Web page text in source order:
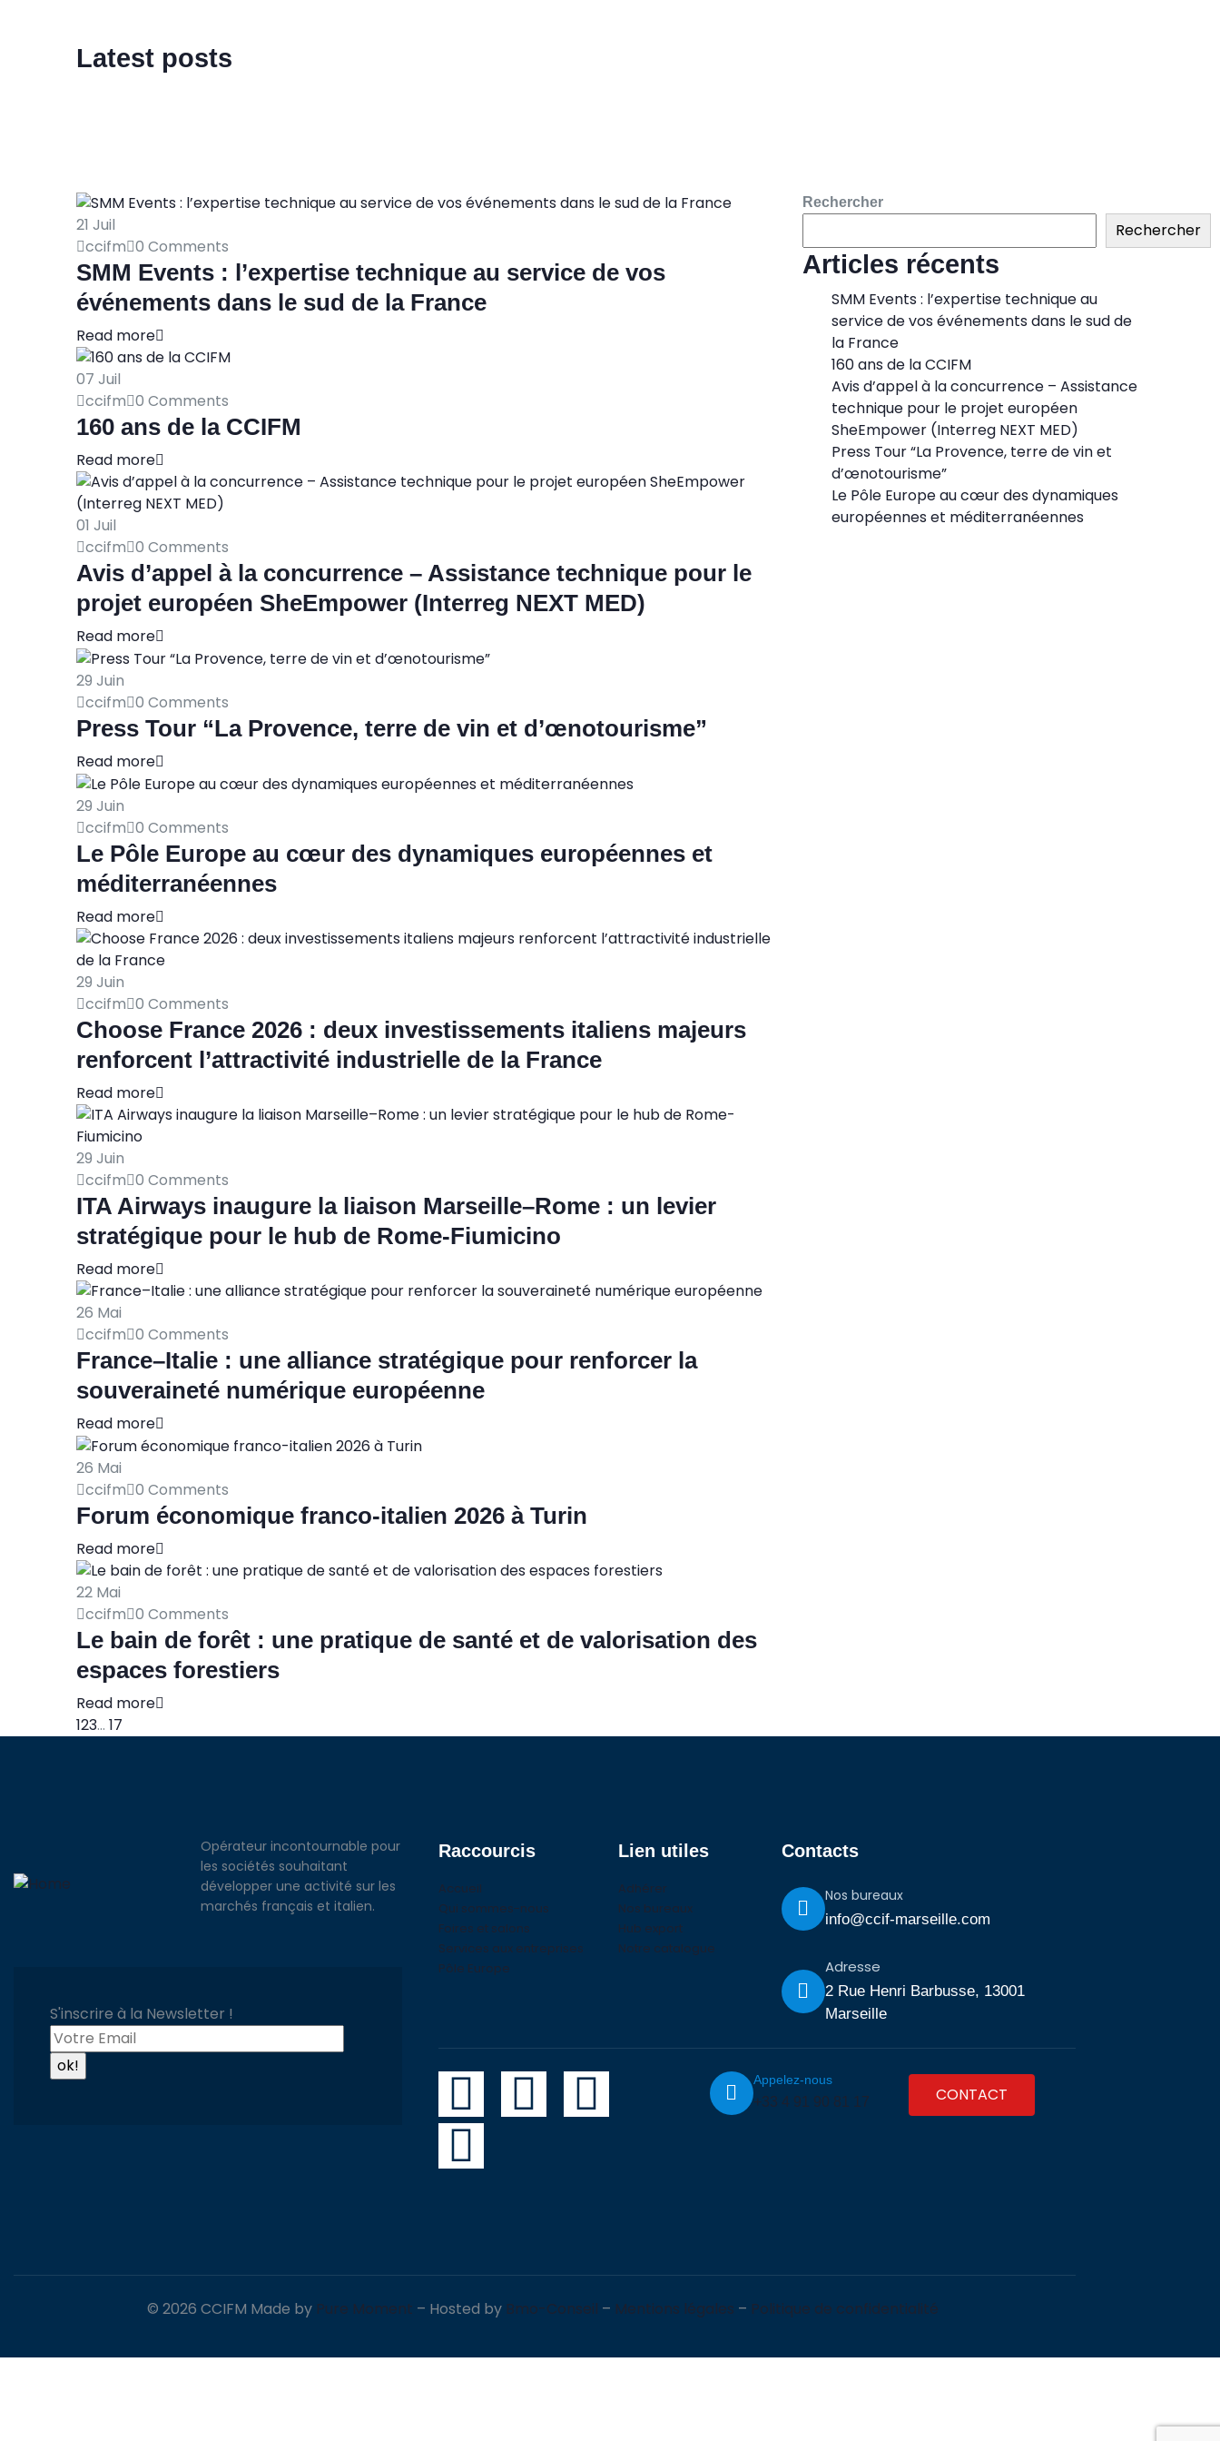
Latest posts
21 Juil
ccifm 0 Comments
SMM Events : l’expertise technique au service de vos
événements dans le sud de la France
Read more
07 Juil
ccifm 0 Comments
160 ans de la CCIFM
Read more
01 Juil
ccifm 0 Comments
Avis d’appel à la concurrence – Assistance technique pour le
projet européen SheEmpower (Interreg NEXT MED)
Read more
29 Juin
ccifm 0 Comments
Press Tour “La Provence, terre de vin et d’œnotourisme”
Read more
29 Juin
ccifm 0 Comments
Le Pôle Europe au cœur des dynamiques européennes et
méditerranéennes
Read more
29 Juin
ccifm 0 Comments
Choose France 2026 : deux investissements italiens majeurs
renforcent l’attractivité industrielle de la France
Read more
29 Juin
ccifm 0 Comments
ITA Airways inaugure la liaison Marseille–Rome : un levier
stratégique pour le hub de Rome-Fiumicino
Read more
26 Mai
ccifm 0 Comments
France–Italie : une alliance stratégique pour renforcer la
souveraineté numérique européenne
Read more
26 Mai
ccifm 0 Comments
Forum économique franco-italien 2026 à Turin
Read more
22 Mai
ccifm 0 Comments
Le bain de forêt : une pratique de santé et de valorisation des
espaces forestiers
Read more
123... 17
Rechercher
Rechercher
Articles récents
SMM Events : l’expertise technique au
service de vos événements dans le sud de
la France
160 ans de la CCIFM
Avis d’appel à la concurrence – Assistance
technique pour le projet européen
SheEmpower (Interreg NEXT MED)
Press Tour “La Provence, terre de vin et
d’œnotourisme”
Le Pôle Europe au cœur des dynamiques
européennes et méditerranéennes
Opérateur incontournable pour
les sociétés souhaitant
développer une activité sur les
marchés français et italien.
S'inscrire à la Newsletter !
Raccourcis
Accueil
Qui sommes-nous
Foires et salons
Services aux entreprises
Pôle Europe
Lien utiles
Adhérer
Nos bureaux
Hub export
Notre catalogue
Contacts
Nos bureaux
info@ccif-marseille.com
Adresse
2 Rue Henri Barbusse, 13001
Marseille
Appelez-nous
+33 4 91 90 81 17 CONTACT
© 2026 CCIFM Made by Pure Moment – Hosted by Bmo-Conseil – Mentions légales – Politique de confidentialité